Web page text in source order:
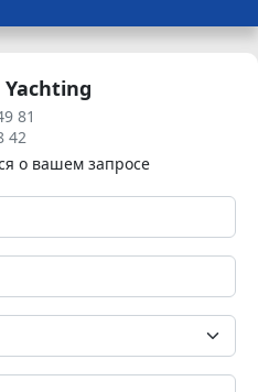
Yachting
81
42
о вашем запросе